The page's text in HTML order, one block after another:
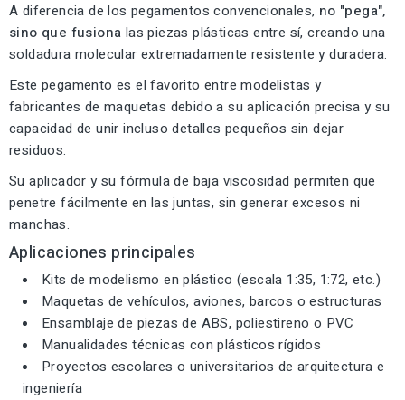
A diferencia de los pegamentos convencionales, no "pega",
sino que fusiona las piezas plásticas entre sí, creando una
soldadura molecular extremadamente resistente y duradera.
Este pegamento es el favorito entre modelistas y
fabricantes de maquetas debido a su aplicación precisa y su
capacidad de unir incluso detalles pequeños sin dejar
residuos.
Su aplicador y su fórmula de baja viscosidad permiten que
penetre fácilmente en las juntas, sin generar excesos ni
manchas.
Aplicaciones principales
Kits de modelismo en plástico (escala 1:35, 1:72, etc.)
Maquetas de vehículos, aviones, barcos o estructuras
Ensamblaje de piezas de ABS, poliestireno o PVC
Manualidades técnicas con plásticos rígidos
Proyectos escolares o universitarios de arquitectura e
ingeniería